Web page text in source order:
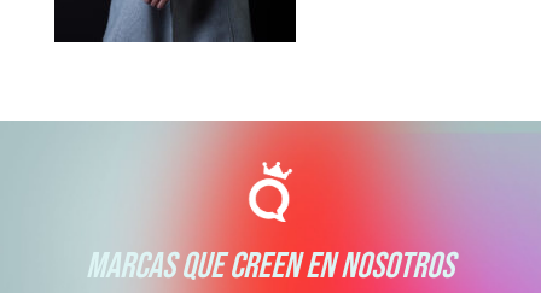
MARCAS QUE CREEN EN NOSOTROS